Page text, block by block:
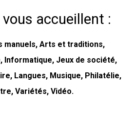
accueillent :
manuels, Arts et traditions,
Informatique, Jeux de société,
Langues, Musique, Philatélie,
, Variétés, Vidéo.